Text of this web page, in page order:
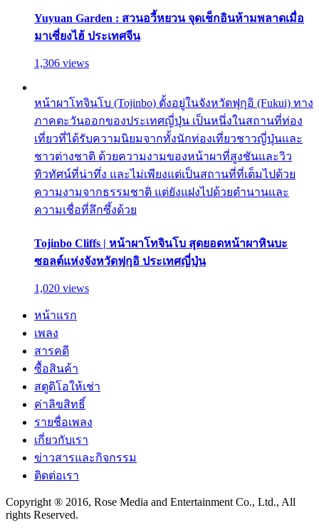
Yuyuan Garden : สวนอวี้หยวน จุดเช็กอินห้ามพลาดเมื่อ
มาเซี่ยงไฮ้ ประเทศจีน
1,306 views
หน้าผาโทจินโบ (Tojinbo) ตั้งอยู่ในจังหวัดฟุกุอิ (Fukui) ทาง
ภาคตะวันออกของประเทศญี่ปุ่น เป็นหนึ่งในสถานที่ท่อง
เที่ยวที่ได้รับความนิยมจากทั้งนักท่องเที่ยวชาวญี่ปุ่นและ
ชาวต่างชาติ ด้วยความงามของหน้าผาที่สูงชันและวิว
ทิวทัศน์ที่น่าทึ่ง และไม่เพียงแต่เป็นสถานที่ที่เต็มไปด้วย
ความงามจากธรรมชาติ แต่ยังแฝงไปด้วยตำนานและ
ความเชื่อที่ลึกซึ้งด้วย
Tojinbo Cliffs | หน้าผาโทจินโบ สุดยอดหน้าผาหินบะ
ซอลต์แห่งจังหวัดฟุกุอิ ประเทศญี่ปุ่น
1,020 views
หน้าแรก
เพลง
สารคดี
ซื้อสินค้า
สตูดิโอให้เช่า
ค่าลิขสิทธิ์
รายชื่อเพลง
เกี่ยวกับเรา
ข่าวสารและกิจกรรม
ติดต่อเรา
Copyright ® 2016, Rose Media and Entertainment Co., Ltd., All
rights Reserved.